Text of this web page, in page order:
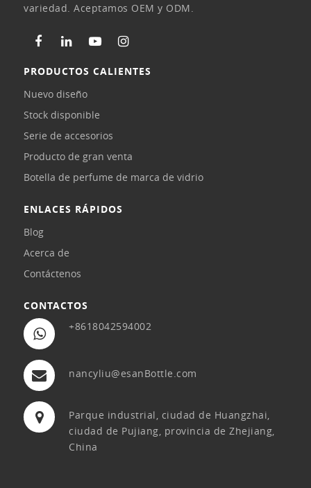
variedad. Aceptamos OEM y ODM.
PRODUCTOS CALIENTES
Nuevo diseño
Stock disponible
Serie de accesorios
Producto de gran venta
Botella de perfume de marca de vidrio
ENLACES RÁPIDOS
Blog
Acerca de
Contáctenos
CONTACTOS
+8618042594002
nancyliu@esanBottle.com
Parque industrial, ciudad de Huangzhai,
ciudad de Pujiang, provincia de Zhejiang,
China